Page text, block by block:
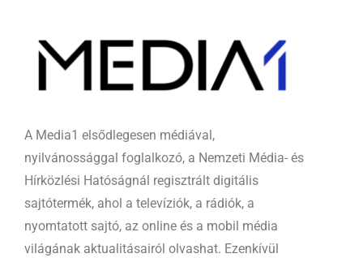
A Media1 elsődlegesen médiával,
nyilvánossággal foglalkozó, a Nemzeti Média- és
Hírközlési Hatóságnál regisztrált digitális
sajtótermék, ahol a televíziók, a rádiók, a
nyomtatott sajtó, az online és a mobil média
világának aktualitásairól olvashat. Ezenkívül